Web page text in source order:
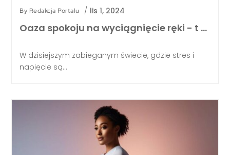
By Redakcja Portalu / lis 1, 2024
Oaza spokoju na wyciągnięcie ręki - t …
W dzisiejszym zabieganym świecie, gdzie stres i
napięcie są...